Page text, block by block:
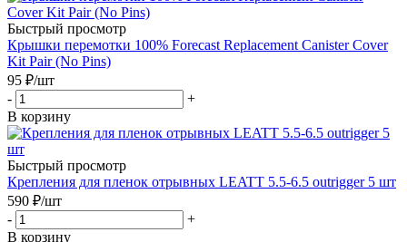
Быстрый просмотр
Крышки перемотки 100% Forecast Replacement Canister Cover
Kit Pair (No Pins)
95 ₽/шт
-
+
В корзину
Быстрый просмотр
Крепления для пленок отрывных LEATT 5.5-6.5 outrigger 5 шт
590 ₽/шт
-
+
В корзину